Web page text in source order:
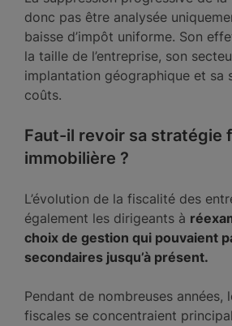
donc pas être analysée
baisse d’impôt uniforme. Son
la taille de l’entreprise, son
implantation géographique et sa
coûts.
Faut-il revoir sa stratégie
immobilière ?
L’évolution de la fiscalité des
également les dirigeants à
choix de gestion qui pouvaient
secondaires jusqu’à présent.
Pendant de nombreuses années,
fiscales se concentraient